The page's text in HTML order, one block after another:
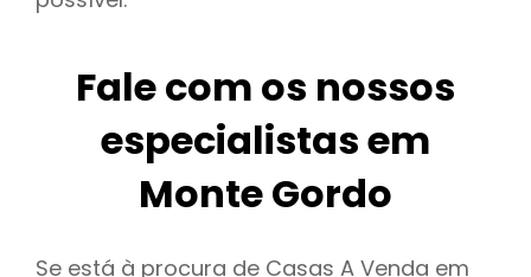
Fale com os nossos
especialistas em
Monte Gordo
Se está à procura de Casas A Venda em